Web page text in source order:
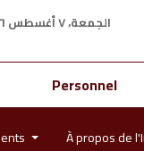
الجمعة، ٧ أغسطس ٢٠٢٦ م
Personnel
À propos de